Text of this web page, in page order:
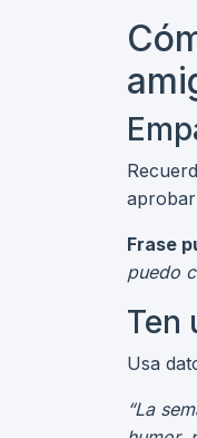
Frase
puedo
Ten
Usa
“La